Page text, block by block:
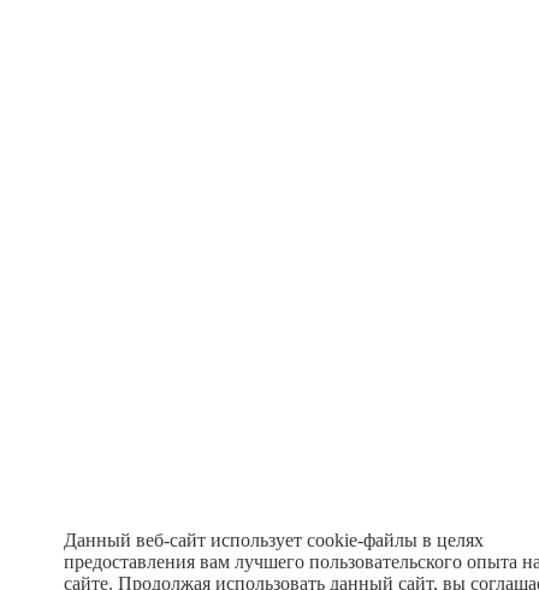
Данный веб-сайт использует cookie-файлы в целях
предоставления вам лучшего пользовательского опыта
сайте. Продолжая использовать данный сайт, вы